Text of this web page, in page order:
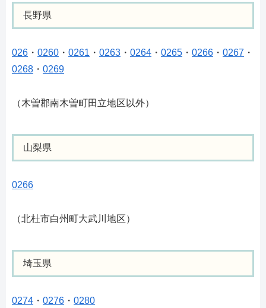
長野県
026 ・ 0260 ・ 0261 ・ 0263 ・ 0264 ・ 0265 ・ 0266 ・ 0267 ・
0268 ・ 0269
（木曽郡南木曽町田立地区以外）
山梨県
0266
（北杜市白州町大武川地区）
埼玉県
0274 ・ 0276 ・ 0280